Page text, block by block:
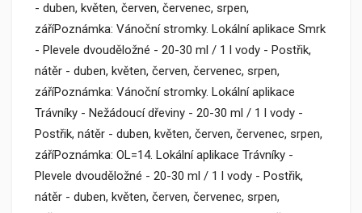
- duben, květen, červen, červenec, srpen,
záříPoznámka: Vánoční stromky. Lokální aplikace Smrk
- Plevele dvouděložné - 20-30 ml / 1 l vody - Postřik,
nátěr - duben, květen, červen, červenec, srpen,
záříPoznámka: Vánoční stromky. Lokální aplikace
Trávníky - Nežádoucí dřeviny - 20-30 ml / 1 l vody -
Postřik, nátěr - duben, květen, červen, červenec, srpen,
záříPoznámka: OL=14. Lokální aplikace Trávníky -
Plevele dvouděložné - 20-30 ml / 1 l vody - Postřik,
nátěr - duben, květen, červen, červenec, srpen,